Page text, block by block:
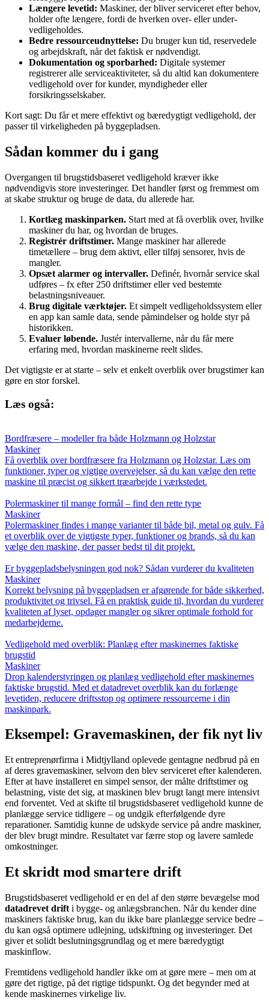
Længere levetid: Maskiner, der bliver serviceret efter behov,
holder ofte længere, fordi de hverken over- eller under-
vedligeholdes.
Bedre ressourceudnyttelse: Du bruger kun tid, reservedele
og arbejdskraft, når det faktisk er nødvendigt.
Dokumentation og sporbarhed: Digitale systemer
registrerer alle serviceaktiviteter, så du altid kan dokumentere
vedligehold over for kunder, myndigheder eller
forsikringsselskaber.
Kort sagt: Du får et mere effektivt og bæredygtigt vedligehold, der
passer til virkeligheden på byggepladsen.
Sådan kommer du i gang
Overgangen til brugstidsbaseret vedligehold kræver ikke
nødvendigvis store investeringer. Det handler først og fremmest om
at skabe struktur og bruge de data, du allerede har.
Kortlæg maskinparken. Start med at få overblik over, hvilke
maskiner du har, og hvordan de bruges.
Registrér driftstimer. Mange maskiner har allerede
timetællere – brug dem aktivt, eller tilføj sensorer, hvis de
mangler.
Opsæt alarmer og intervaller. Definér, hvornår service skal
udføres – fx efter 250 driftstimer eller ved bestemte
belastningsniveauer.
Brug digitale værktøjer. Et simpelt vedligeholdssystem eller
en app kan samle data, sende påmindelser og holde styr på
historikken.
Evaluer løbende. Justér intervallerne, når du får mere
erfaring med, hvordan maskinerne reelt slides.
Det vigtigste er at starte – selv et enkelt overblik over brugstimer kan
gøre en stor forskel.
Læs også:
Bordfræsere – modeller fra både Holzmann og Holzstar
Maskiner
Få overblik over bordfræsere fra Holzmann og Holzstar. Læs om
funktioner, typer og vigtige overvejelser, så du kan vælge den rette
maskine til præcist og sikkert træarbejde i værkstedet.
Polermaskiner til mange formål – find den rette type
Maskiner
Polermaskiner findes i mange varianter til både bil, metal og gulv. Få
et overblik over de vigtigste typer, funktioner og brands, så du kan
vælge den maskine, der passer bedst til dit projekt.
Er byggepladsbelysningen god nok? Sådan vurderer du kvaliteten
Maskiner
Korrekt belysning på byggepladsen er afgørende for både sikkerhed,
produktivitet og trivsel. Få en praktisk guide til, hvordan du vurderer
kvaliteten af lyset, opdager mangler og sikrer optimale forhold for
medarbejderne.
Vedligehold med overblik: Planlæg efter maskinernes faktiske
brugstid
Maskiner
Drop kalenderstyringen og planlæg vedligehold efter maskinernes
faktiske brugstid. Med et datadrevet overblik kan du forlænge
levetiden, reducere driftsstop og optimere ressourcerne i din
maskinpark.
Eksempel: Gravemaskinen, der fik nyt liv
Et entreprenørfirma i Midtjylland oplevede gentagne nedbrud på en
af deres gravemaskiner, selvom den blev serviceret efter kalenderen.
Efter at have installeret en simpel sensor, der målte driftstimer og
belastning, viste det sig, at maskinen blev brugt langt mere intensivt
end forventet. Ved at skifte til brugstidsbaseret vedligehold kunne de
planlægge service tidligere – og undgik efterfølgende dyre
reparationer. Samtidig kunne de udskyde service på andre maskiner,
der blev brugt mindre. Resultatet var færre stop og lavere samlede
omkostninger.
Et skridt mod smartere drift
Brugstidsbaseret vedligehold er en del af den større bevægelse mod
datadrevet drift i bygge- og anlægsbranchen. Når du kender dine
maskiners faktiske brug, kan du ikke bare planlægge service bedre –
du kan også optimere udlejning, udskiftning og investeringer. Det
giver et solidt beslutningsgrundlag og et mere bæredygtigt
maskinflow.
Fremtidens vedligehold handler ikke om at gøre mere – men om at
gøre det rigtige, på det rigtige tidspunkt. Og det begynder med at
kende maskinernes virkelige liv.